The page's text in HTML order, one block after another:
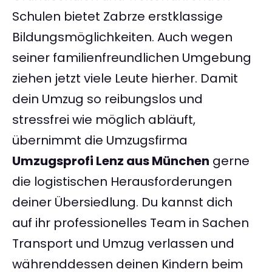
Schulen bietet Zabrze erstklassige
Bildungsmöglichkeiten. Auch wegen
seiner familienfreundlichen Umgebung
ziehen jetzt viele Leute hierher. Damit
dein Umzug so reibungslos und
stressfrei wie möglich abläuft,
übernimmt die Umzugsfirma
Umzugsprofi Lenz aus München gerne
die logistischen Herausforderungen
deiner Übersiedlung. Du kannst dich
auf ihr professionelles Team in Sachen
Transport und Umzug verlassen und
währenddessen deinen Kindern beim